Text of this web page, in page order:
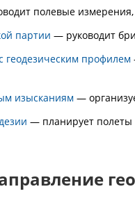
полевые
партии — руководит
геодезическим профилем
изысканиям —
— планирует полеты